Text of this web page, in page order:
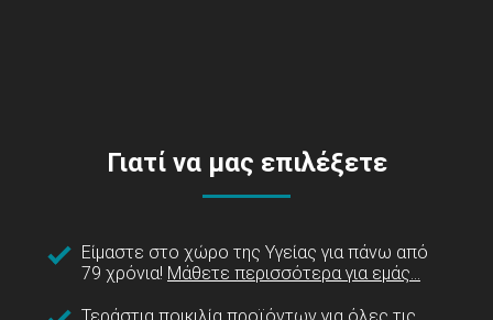
Γιατί να μας επιλέξετε
Είμαστε στο χώρο της Υγείας για πάνω από
79 χρόνια! Μάθετε περισσότερα για εμάς...